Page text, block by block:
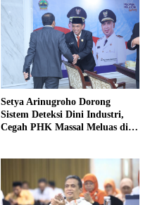
Setya Arinugroho Dorong
Sistem Deteksi Dini Industri,
Cegah PHK Massal Meluas di